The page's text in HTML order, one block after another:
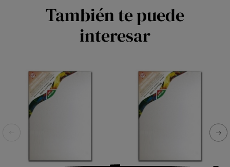
También te puede
interesar